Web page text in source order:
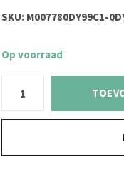
SKU: M007780DY99C1-
Op voorraad